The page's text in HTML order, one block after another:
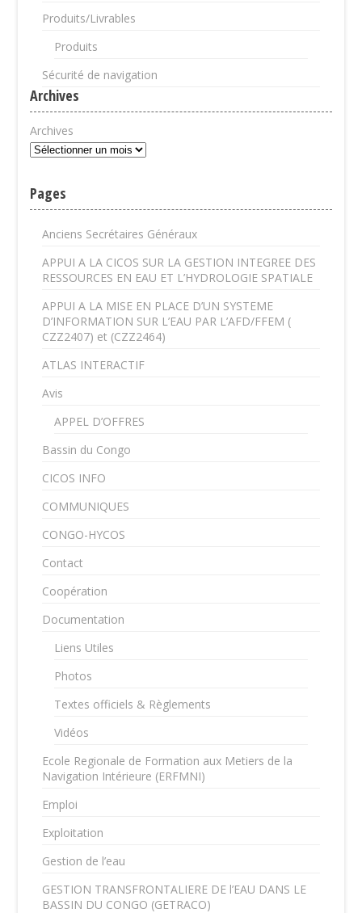
Produits/Livrables
Produits
Sécurité de navigation
Archives
Archives
Pages
Anciens Secrétaires Généraux
APPUI A LA CICOS SUR LA GESTION INTEGREE DES
RESSOURCES EN EAU ET L’HYDROLOGIE SPATIALE
APPUI A LA MISE EN PLACE D’UN SYSTEME
D’INFORMATION SUR L’EAU PAR L’AFD/FFEM (
CZZ2407) et (CZZ2464)
ATLAS INTERACTIF
Avis
APPEL D’OFFRES
Bassin du Congo
CICOS INFO
COMMUNIQUES
CONGO-HYCOS
Contact
Coopération
Documentation
Liens Utiles
Photos
Textes officiels & Règlements
Vidéos
Ecole Regionale de Formation aux Metiers de la
Navigation Intérieure (ERFMNI)
Emploi
Exploitation
Gestion de l’eau
GESTION TRANSFRONTALIERE DE l’EAU DANS LE
BASSIN DU CONGO (GETRACO)